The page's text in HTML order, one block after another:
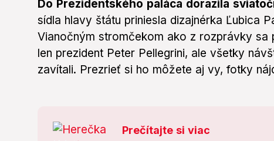
Do Prezidentského paláca dorazila
sídla hlavy štátu priniesla dizajnérka Ľubica
Vianočným stromčekom ako z rozprávky sa
len prezident Peter Pellegrini, ale všetky
zavítali. Prezrieť si ho môžete aj vy, fotky
Prečítajte si viac